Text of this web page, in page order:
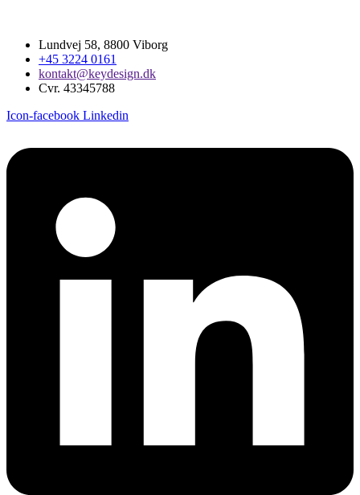
Lundvej 58, 8800 Viborg
+45 3224 0161
kontakt@keydesign.dk
Cvr. 43345788
Icon-facebook Linkedin